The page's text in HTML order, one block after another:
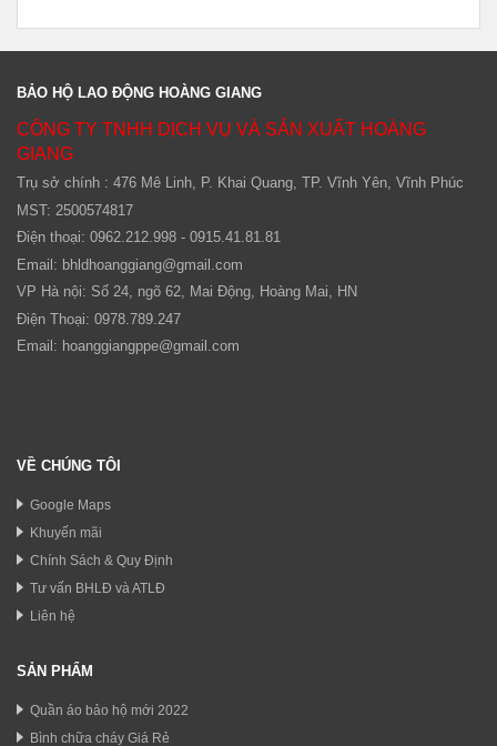
BẢO HỘ LAO ĐỘNG HOÀNG GIANG
CÔNG TY TNHH DỊCH VỤ VÀ SẢN XUẤT HOÀNG
GIANG
Trụ sở chính : 476 Mê Linh, P. Khai Quang, TP. Vĩnh Yên, Vĩnh Phúc
MST: 2500574817
Điện thoại: 0962.212.998 - 0915.41.81.81
Email: bhldhoanggiang@gmail.com
VP Hà nội: Số 24, ngõ 62, Mai Động, Hoàng Mai, HN
Điện Thoại: 0978.789.247
Email: hoanggiangppe@gmail.com
VỀ CHÚNG TÔI
Google Maps
Khuyến mãi
Chính Sách & Quy Định
Tư vấn BHLĐ và ATLĐ
Liên hệ
SẢN PHẨM
Quần áo bảo hộ mới 2022
Bình chữa cháy Giá Rẻ